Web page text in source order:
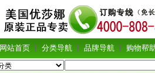
网站首页 分类导航 品牌导航 购物帮